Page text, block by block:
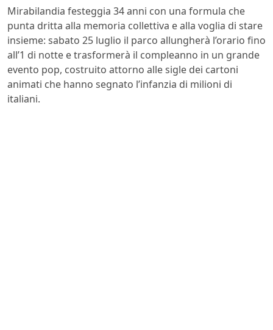
Mirabilandia festeggia 34 anni con una formula che
punta dritta alla memoria collettiva e alla voglia di stare
insieme: sabato 25 luglio il parco allungherà l’orario fino
all’1 di notte e trasformerà il compleanno in un grande
evento pop, costruito attorno alle sigle dei cartoni
animati che hanno segnato l’infanzia di milioni di
italiani.